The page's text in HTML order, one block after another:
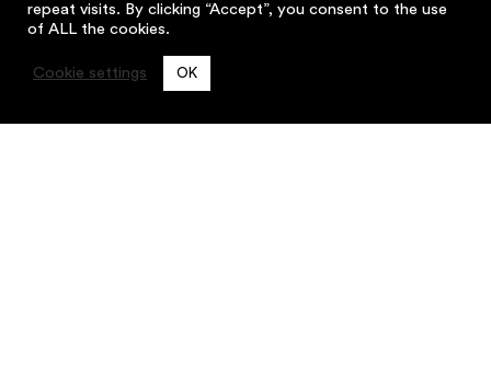
säväyttävät synkimpänä vuodenaikana ja
erottuvat edukseen. Kokonaisuudessaan
monikanavainen kampanja on kuin jouluherkku.
repeat visits. By clicking “Accept”, you consent to the use
of ALL the cookies.
Cookie settings OK